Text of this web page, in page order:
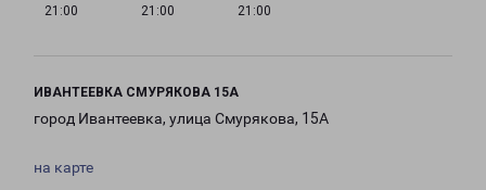
21:00
21:00
21:00
ИВАНТЕЕВКА СМУРЯКОВА 15А
город Ивантеевка, улица Смурякова, 15А
на карте